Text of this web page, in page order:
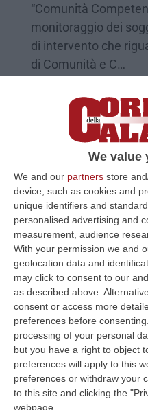
We value
We and our partners store
device, such as cookies and
unique identifiers and
personalised advertising and
measurement, audience
With your permission we and
geolocation data and
may click to consent to our
as described above.
consent or access more
preferences before consenting.
processing of your personal
but you have a right to object
preferences will apply to this
preferences or withdraw your
to this site and clicking the
webpage.
“Comunità
monitoraggio dei
di intervento che
di Comunità e C…
Dal Laboratorio di
le proposte contro
Calabria
Partecipata
Terme. Indicate le
all’attenzione dei
Pubblicato il: 11/10/24 –